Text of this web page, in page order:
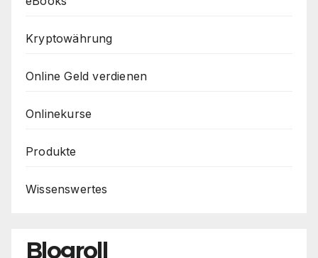
Kryptowährung
Online Geld verdienen
Onlinekurse
Produkte
Wissenswertes
Blogroll